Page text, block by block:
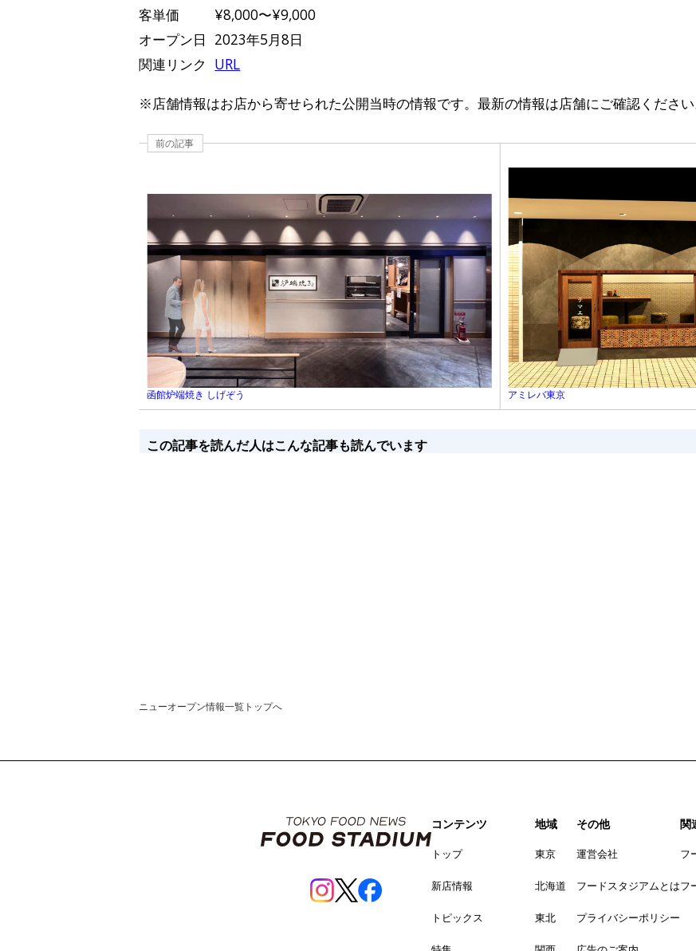
客単価
¥8,000〜¥9,000
オープン日
2023年5月8日
関連リンク
URL
※店舗情報はお店から寄せられた公開当時の情報です。最新の情報は店舗にご確認ください
前の記事
函館炉端焼き しげぞう アミレバ東京
この記事を読んだ人はこんな記事も読んでいます
ニューオープン情報一覧トップへ
コンテンツ
トップ
新店情報
トピックス
地域
東京
北海道
東北
その他
運営会社
フードスタジアムとは
プライバシーポリシー
関
フ
フ